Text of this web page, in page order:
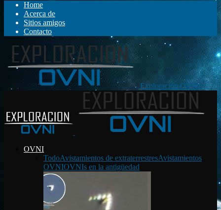
Home
Acerca de
Sitios amigos
Contacto
Exploración OVNI
OVNI
TodoAvistamientos de extraterrestresAvistamientos
OVNIOVNIs en la antigüedad